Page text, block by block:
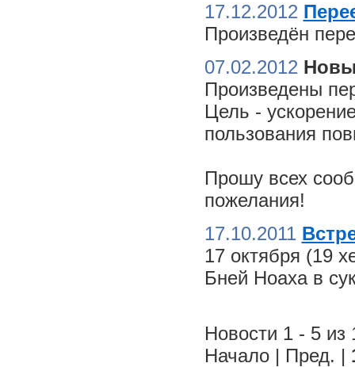
17.12.2012
Произведён
07.02.2012
Произведены
Цель -
пользования
Прошу всех
пожелания!
17.10.2011
17 октября (19
Бней Ноаха в
Новости 1 - 5 из
Начало | Пред. |